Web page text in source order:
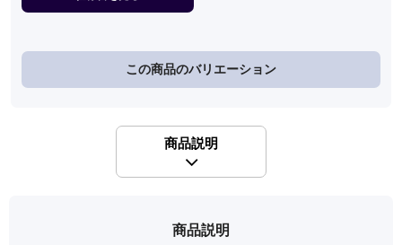
この商品のバリエーション
商品説明
商品説明